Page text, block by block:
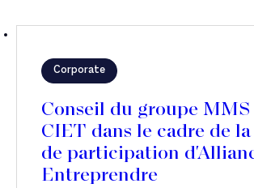
Corporate
Conseil du groupe MMS
CIET dans le cadre de
de participation
Entreprendre